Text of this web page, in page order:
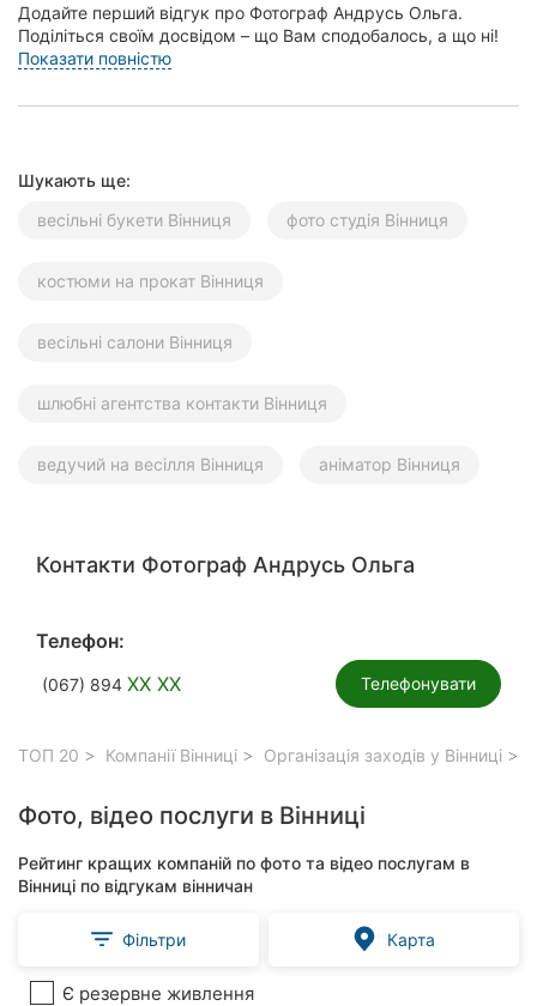
Ужгород
Додайте перший відгук про Фотограф Андрусь Ольга.
Поділіться своїм досвідом – що Вам сподобалось, а що ні!
Це допоможе іншим жителям Вінниці зробити п...
Показати повністю
Шукають ще:
весільні букети Вінниця
фото студія Вінниця
костюми на прокат Вінниця
весільні салони Вінниця
шлюбні агентства контакти Вінниця
ведучий на весілля Вінниця аніматор Вінниця
Контакти Фотограф Андрусь Ольга
Телефон:
(067) 894 XX XX Телефонувати
ТОП 20 Компанії Вінниці Організація заходів у Вінниці
Фото, відео послуги в Вінниці
Рейтинг кращих компаній по фото та відео послугам в
Вінниці по відгукам вінничан
Фільтри Карта
Є резервне живлення